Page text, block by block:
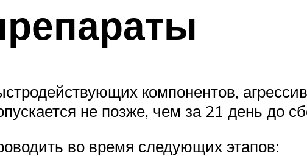
компонентов,
не позже, чем за 21 день до
во время следующих этапов: